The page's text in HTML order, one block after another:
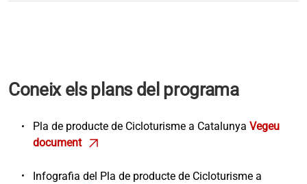
Coneix els plans del programa
Pla de producte de Cicloturisme a Catalunya Vegeu
documents'obre en una pestanya nova
Infografia del Pla de producte de Cicloturisme a